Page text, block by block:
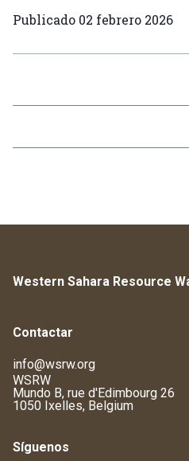
Publicado 02 febrero 2026
Western Sahara Resource
Contactar
info@wsrw.org
WSRW
Mundo B, rue d'Edimbourg 26
1050 Ixelles, Belgium
Síguenos